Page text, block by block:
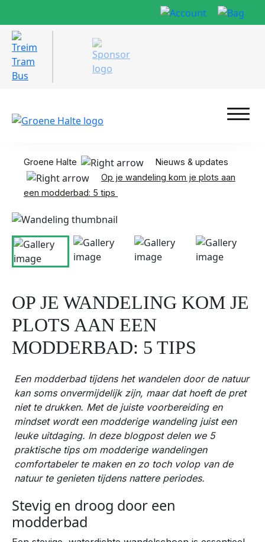
Groene Halte
Nieuws & updates
Op je wandeling kom je plots aan
een modderbad: 5 tips
OP JE WANDELING KOM JE
PLOTS AAN EEN
MODDERBAD: 5 TIPS
Een modderbad tijdens het wandelen door de natuur
kan soms onvermijdelijk zijn, maar dat hoeft de pret
niet te drukken. Met de juiste voorbereiding en
mindset wordt een modderige wandeling juist een
leuke uitdaging. In deze blogpost delen we 5
praktische tips om modderige wandelingen
comfortabeler te maken en zo toch volop van de
natuur te genieten tijdens nattere periodes.
Stevig en droog door een
modderbad